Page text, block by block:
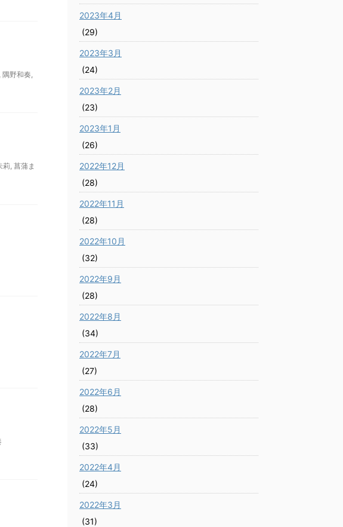
隅野和奏
莉, 菖蒲ま
2023年4月
(29)
2023年3月
(24)
2023年2月
(23)
2023年1月
(26)
2022年12月
(28)
2022年11月
(28)
2022年10月
(32)
2022年9月
(28)
2022年8月
(34)
2022年7月
(27)
2022年6月
(28)
2022年5月
(33)
2022年4月
(24)
2022年3月
(31)